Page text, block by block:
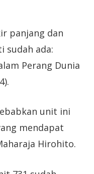
panjang dan
sudah ada:
Perang Dunia
unit ini
mendapat
Hirohito.